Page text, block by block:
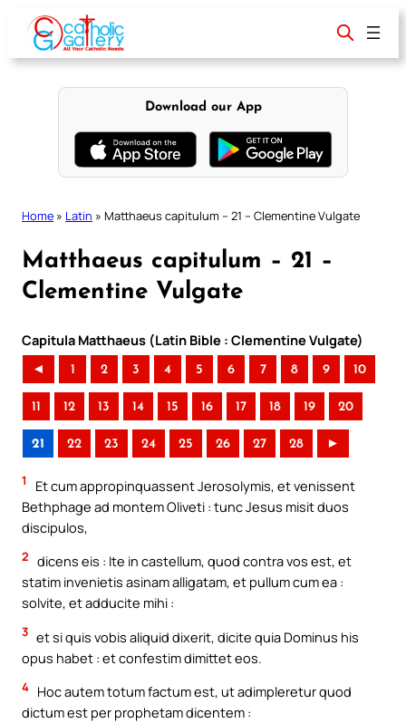
content
Download our App
Home » Latin » Matthaeus capitulum – 21 – Clementine Vulgate
Matthaeus capitulum – 21 –
Clementine Vulgate
Capitula Matthaeus (Latin Bible : Clementine Vulgate)
◄ 1 2 3 4 5 6 7 8 9 10
11 12 13 14 15 16 17 18 19 20
21 22 23 24 25 26 27 28 ►
1
Et cum appropinquassent Jerosolymis, et venissent
Bethphage ad montem Oliveti : tunc Jesus misit duos
discipulos,
2 dicens eis : Ite in castellum, quod contra vos est, et
statim invenietis asinam alligatam, et pullum cum ea :
solvite, et adducite mihi :
3 et si quis vobis aliquid dixerit, dicite quia Dominus his
opus habet : et confestim dimittet eos.
4 Hoc autem totum factum est, ut adimpleretur quod
dictum est per prophetam dicentem :